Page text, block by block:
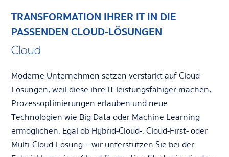
TRANSFORMATION IHRER IT IN DIE
PASSENDEN CLOUD-LÖSUNGEN
Cloud
Moderne Unternehmen setzen verstärkt auf Cloud-
Lösungen, weil diese ihre IT leistungsfähiger machen,
Prozessoptimierungen erlauben und neue
Technologien wie Big Data oder Machine Learning
ermöglichen. Egal ob Hybrid-Cloud-, Cloud-First- oder
Multi-Cloud-Lösung – wir unterstützen Sie bei der